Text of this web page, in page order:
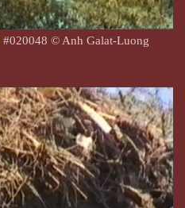
#020048 © Anh Galat-Luong